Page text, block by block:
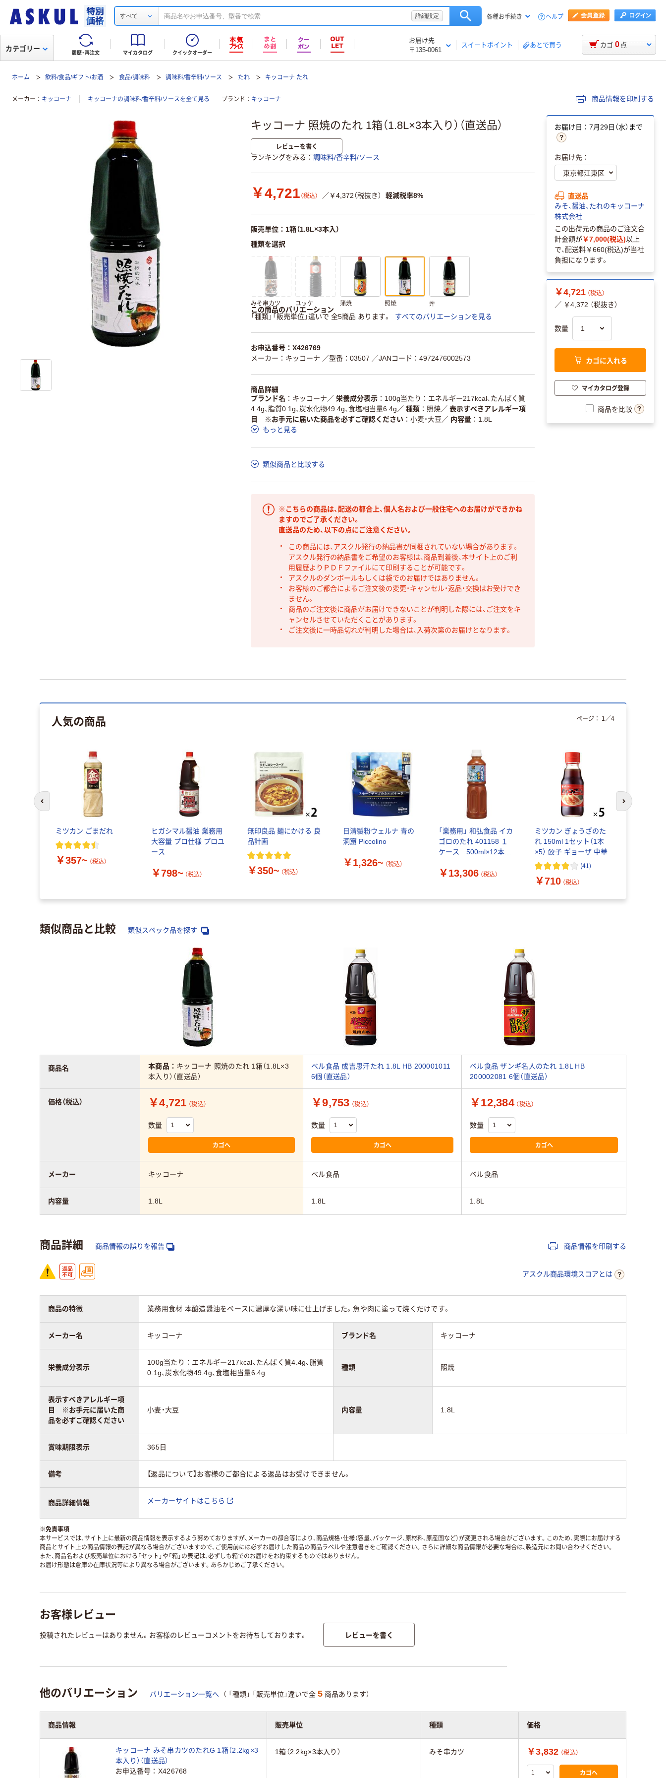
すべて 詳細設定 各種お手続き ヘルプ
履歴・再注文 マイカタログ クイックオーダー
お届け先
〒135-0061
スイートポイント あとで買う
カテゴリー カゴ 0 点
ホーム 飲料/食品/ギフト/お酒 食品/調味料 調味料/香辛料/ソース たれ キッコーナ たれ
メーカー キッコーナ キッコーナの調味料/香辛料/ソースを全て見る ブランド キッコーナ 商品情報を印刷する
キッコーナ 照焼のたれ 1箱（1.8L×3本入り）（直送品）
レビューを書く
ランキングをみる 調味料/香辛料/ソース
￥4,721 （税込） ／￥4,372（税抜き） 軽減税率8%
販売単位：1箱（1.8L×3本入）
種類を選択
みそ串カツ ユッケ 蒲焼 照焼 丼
この商品のバリエーション
「種類」「販売単位」違いで 全5商品 あります。
すべてのバリエーションを見る
お申込番号：X426769
メーカー：キッコーナ ／型番：03507 ／JANコード：4972476002573
商品詳細
ブランド名
キッコーナ ／ 栄養成分表示
100g当たり：エネルギー217kcal、たんぱく質
4.4g、脂質0.1g、炭水化物49.4g、食塩相当量6.4g ／ 種類 照焼／ 表示すべきアレルギー項
目 ※お手元に届いた商品を必ずご確認ください
小麦・大豆 ／ 内容量
1.8L
もっと見る
類似商品と比較する
※こちらの商品は、配送の都合上、個人名および一般住宅へのお届けができかね
ますのでご了承ください。
直送品のため、以下の点にご注意ください。
この商品には、アスクル発行の納品書が同梱されていない場合があります。
アスクル発行の納品書をご希望のお客様は、商品到着後、本サイト上のご利
用履歴よりＰＤＦファイルにて印刷することが可能です。
アスクルのダンボールもしくは袋でのお届けではありません。
お客様のご都合によるご注文後の変更・キャンセル・返品・交換はお受けでき
ません。
商品のご注文後に商品がお届けできないことが判明した際には、ご注文をキ
ャンセルさせていただくことがあります。
ご注文後に一時品切れが判明した場合は、入荷次第のお届けとなります。
お届け日：7月29日（水）まで
お届け先：
直送品
みそ、醤油、たれのキッコーナ
株式会社
この出荷元の商品のご注文合
計金額が￥7,000(税込)以上
で、配送料￥660(税込)が当社
負担になります。
￥4,721 （税込）
／ ￥4,372 （税抜き）
数量
カゴに入れる
マイカタログ登録
商品を比較
人気の商品
ミツカン ごまだれ
￥357~ （税込）
ヒガシマル醤油 業務用
大容量 プロ仕様 プロユ
ース
￥798~ （税込）
無印良品 麺にかける 良
品計画
￥350~ （税込）
日清製粉ウェルナ 青の
洞窟 Piccolino
￥1,326~ （税込）
「業務用」 和弘食品 イカ
ゴロのたれ 401158 １
ケース 500ml×12本
￥13,306 （税込）
ミツカン ぎょうざのた
れ 150ml 1セット（1本
×5） 餃子 ギョーザ 中華
(41)
￥710 （税込）
ページ： 1 ／4
前のスライドへ 次のスライド
類似商品と比較 類似スペック品を探す
商品名 本商品： キッコーナ 照焼のたれ 1箱（1.8L×3
本入り）（直送品）
ベル食品 成吉思汗たれ 1.8L HB 200001011
6個（直送品）
ベル食品 ザンギ名人のたれ 1.8L HB
200002081 6個（直送品）
価格（税込） ￥4,721 （税込）
数量
カゴへ
￥9,753 （税込）
数量
カゴへ
￥12,384 （税込）
数量
カゴへ
メーカー キッコーナ ベル食品 ベル食品
内容量 1.8L 1.8L 1.8L
商品詳細 商品情報の誤りを報告 商品情報を印刷する
アスクル商品環境スコアとは
商品の特徴 業務用食材 本醸造醤油をベースに濃厚な深い味に仕上げました。魚や肉に塗って焼くだけです。
メーカー名 キッコーナ ブランド名 キッコーナ
栄養成分表示
100g当たり：エネルギー217kcal、たんぱく質4.4g、脂質
0.1g、炭水化物49.4g、食塩相当量6.4g
種類 照焼
表示すべきアレルギー項
目 ※お手元に届いた商
品を必ずご確認ください
小麦・大豆 内容量 1.8L
賞味期限表示 365日
備考 【返品について】お客様のご都合による返品はお受けできません。
商品詳細情報 メーカーサイトはこちら
※免責事項
本サービスでは、サイト上に最新の商品情報を表示するよう努めておりますが、メーカーの都合等により、商品規格・仕様（容量、パッケージ、原材料、原産国など）が変更される場合がございます。このため、実際にお届けする
商品とサイト上の商品情報の表記が異なる場合がございますので、ご使用前には必ずお届けした商品の商品ラベルや注意書きをご確認ください。さらに詳細な商品情報が必要な場合は、製造元にお問い合わせください。
また、商品名および販売単位における「セット」や「箱」の表記は、必ずしも箱でのお届けをお約束するものではありません。
お届け形態は倉庫の在庫状況等により異なる場合がございます。あらかじめご了承ください。
お客様レビュー
投稿されたレビューはありません。お客様のレビューコメントをお待ちしております。 レビューを書く
他のバリエーション バリエーション一覧へ （ 「種類」 「販売単位」違いで全 5 商品あります）
商品情報 販売単位 種類 価格
キッコーナ みそ串カツのたれG 1箱（2.2kg×3
本入り）（直送品）
お申込番号
X426768
1箱（2.2kg×3本入り） みそ串カツ ￥3,832 （税込）
カゴへ